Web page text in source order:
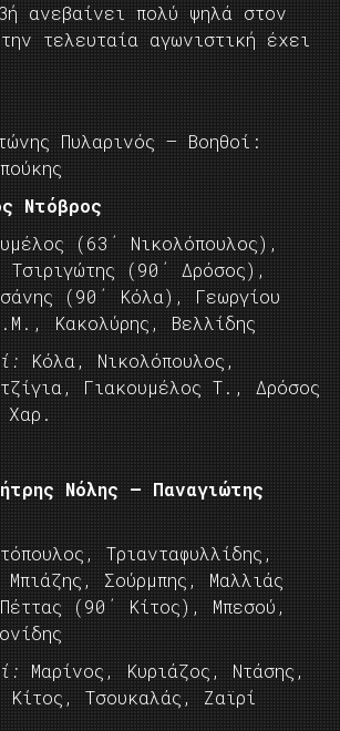
ανεβαίνει πολύ ψηλά στον
τελευταία αγωνιστική έχει
Πυλαρινός – Βοηθοί:
Ντόβρος
(63΄ Νικολόπουλος),
(90΄ Δρόσος),
(90΄ Κόλα), Γεωργίου
Κακολύρης, Βελλίδης
Κόλα, Νικολόπουλος,
Γιακουμέλος Τ., Δρόσος
Χαρ.
Νόλης – Παναγιώτης
Τριανταφυλλίδης,
Μπιάζης, Σούρμπης, Μαλλιάς
(90΄ Κίτος), Μπεσού,
Μαρίνος, Κυριάζος, Ντάσης,
Κίτος, Τσουκαλάς, Ζαϊρί